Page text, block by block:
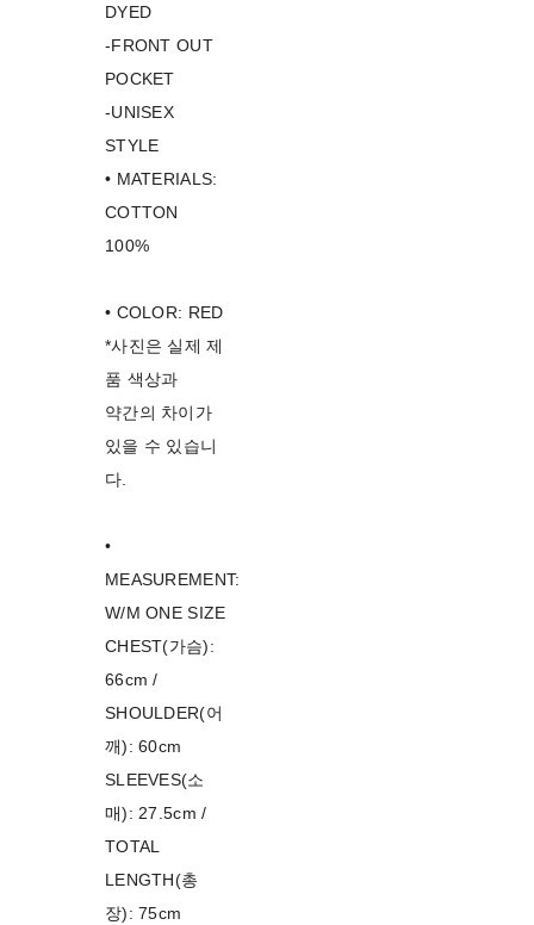
DYED
-FRONT OUT
POCKET
-UNISEX
STYLE
• MATERIALS:
COTTON
100%
• COLOR: RED
*사진은 실제 제
품 색상과
약간의 차이가
있을 수 있습니
다.
•
MEASUREMENT:
W/M ONE SIZE
CHEST(가슴):
66cm /
SHOULDER(어
깨): 60cm
SLEEVES(소
매): 27.5cm /
TOTAL
LENGTH(총
장): 75cm